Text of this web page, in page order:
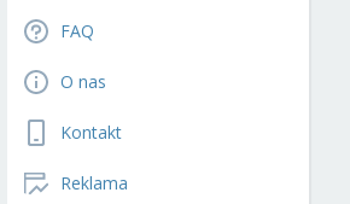
FAQ
O nas
Kontakt
Reklama